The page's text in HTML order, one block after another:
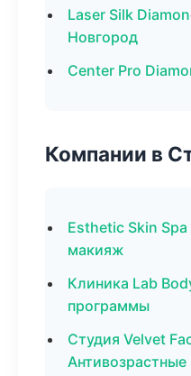
Laser Silk
Новгород
Center Pro
Компании в
Esthetic Skin
макияж
Клиника Lab
программы
Студия Velvet